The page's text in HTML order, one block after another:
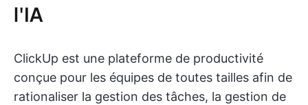
l'IA
ClickUp est une plateforme de productivité
conçue pour les équipes de toutes tailles afin de
rationaliser la gestion des tâches, la gestion de